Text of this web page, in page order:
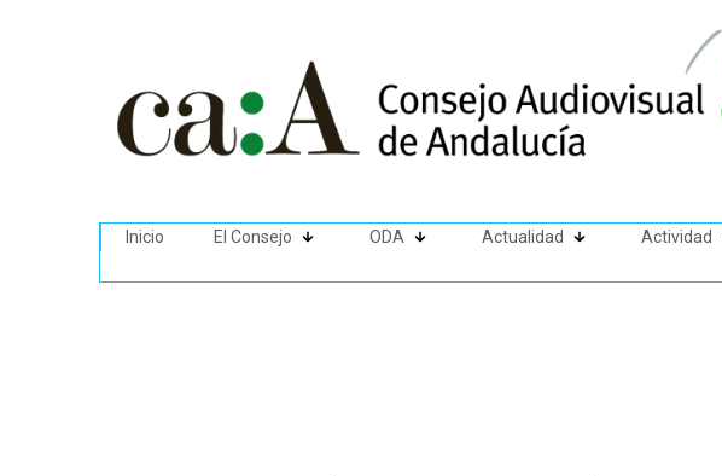
Inicio El Consejo ODA Actualidad Actividad